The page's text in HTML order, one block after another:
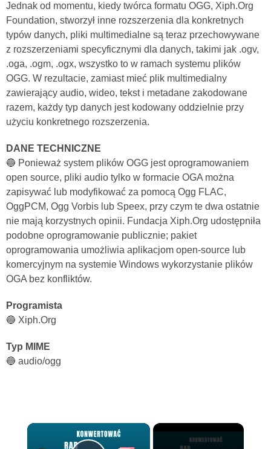
Jednak od momentu, kiedy twórca formatu OGG, Xiph.Org
Foundation, stworzył inne rozszerzenia dla konkretnych
typów danych, pliki multimedialne są teraz przechowywane
z rozszerzeniami specyficznymi dla danych, takimi jak .ogv,
.oga, .ogm, .ogx, wszystko to w ramach systemu plików
OGG. W rezultacie, zamiast mieć plik multimedialny
zawierający audio, wideo, tekst i metadane zakodowane
razem, każdy typ danych jest kodowany oddzielnie przy
użyciu konkretnego rozszerzenia.
DANE TECHNICZNE
🔵 Ponieważ system plików OGG jest oprogramowaniem
open source, pliki audio tylko w formacie OGA można
zapisywać lub modyfikować za pomocą Ogg FLAC,
OggPCM, Ogg Vorbis lub Speex, przy czym te dwa ostatnie
nie mają korzystnych opinii. Fundacja Xiph.Org udostępniła
podobne oprogramowanie publicznie; pakiet
oprogramowania umożliwia aplikacjom open-source lub
komercyjnym na systemie Windows wykorzystanie plików
OGA bez konfliktów.
Programista
🔵 Xiph.Org
Typ MIME
🔵 audio/ogg
×